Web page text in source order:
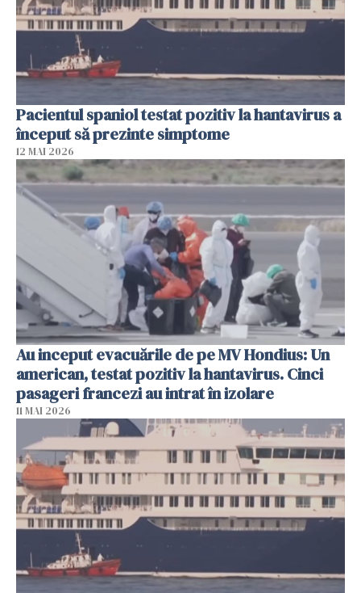
Pacientul spaniol testat pozitiv la hantavirus a
început să prezinte simptome
12 MAI 2026
Au inceput evacuările de pe MV Hondius: Un
american, testat pozitiv la hantavirus. Cinci
pasageri francezi au intrat în izolare
11 MAI 2026